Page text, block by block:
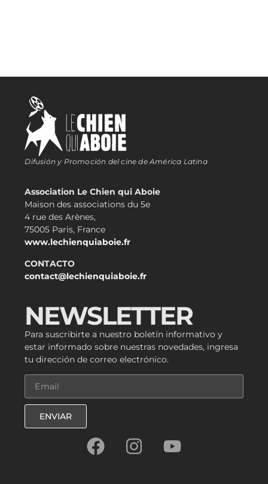
Difusión y Promoción del cine de América Latina
Association Le Chien qui Aboie
Maison des associations du 5e
4 rue des Arènes,
75005 Paris, France
www.lechienquiaboie.fr
CONTACTO
contact@lechienquiaboie.fr
NEWSLETTER
Para suscribirte a nuestro boletín informativo y
estar informado sobre nuestras novedades, ingresa
tu dirección de correo electrónico.
ENVIAR